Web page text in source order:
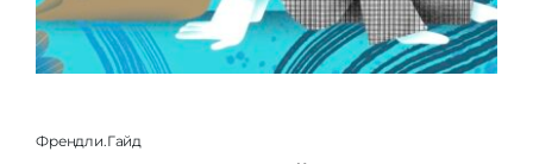
Френдли.Гайд